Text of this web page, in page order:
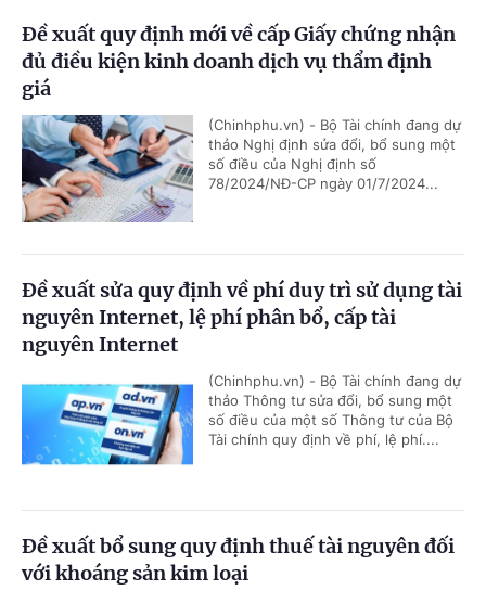
Đề xuất quy định mới về cấp Giấy chứng nhận
đủ điều kiện kinh doanh dịch vụ thẩm định
giá
(Chinhphu.vn) - Bộ Tài chính đang dự
thảo Nghị định sửa đổi, bổ sung một
số điều của Nghị định số
78/2024/NĐ-CP ngày 01/7/2024...
Đề xuất sửa quy định về phí duy trì sử dụng tài
nguyên Internet, lệ phí phân bổ, cấp tài
nguyên Internet
(Chinhphu.vn) - Bộ Tài chính đang dự
thảo Thông tư sửa đổi, bổ sung một
số điều của một số Thông tư của Bộ
Tài chính quy định về phí, lệ phí....
Đề xuất bổ sung quy định thuế tài nguyên đối
với khoáng sản kim loại